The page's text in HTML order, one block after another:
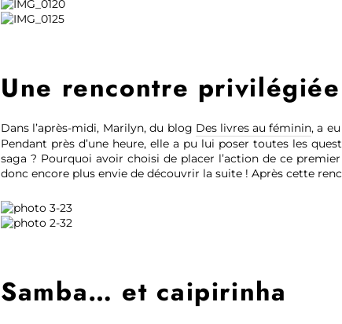
Une rencontre privilégiée
Dans l’après-midi, Marilyn, du blog Des livres au féminin, a
Pendant près d’une heure, elle a pu lui poser toutes les
saga ? Pourquoi avoir choisi de placer l’action de ce
donc encore plus envie de découvrir la suite ! Après cette
Samba… et caipirinha